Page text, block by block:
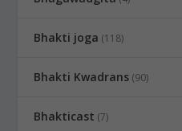
Bhakti joga (118)
Bhakti Kwadrans (90)
Bhakticast (7)